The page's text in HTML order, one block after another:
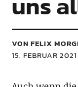
VON FELIX
15. FEBRUAR 2021